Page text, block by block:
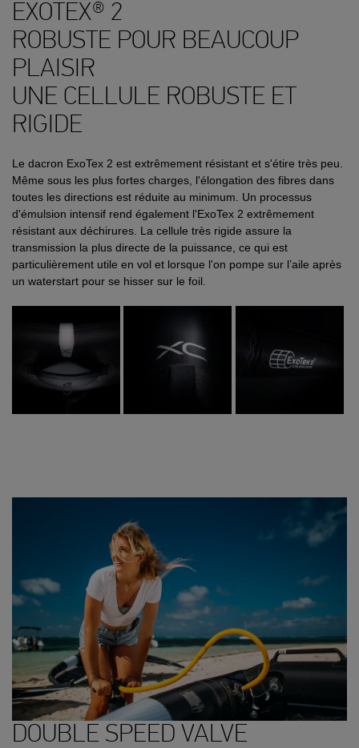
EXOTEX® 2
ROBUSTE POUR BEAUCOUP
PLAISIR
UNE CELLULE ROBUSTE ET
RIGIDE
Le dacron ExoTex 2 est extrêmement résistant et s'étire très peu.
Même sous les plus fortes charges, l'élongation des fibres dans
toutes les directions est réduite au minimum. Un processus
d'émulsion intensif rend également l'ExoTex 2 extrêmement
résistant aux déchirures. La cellule très rigide assure la
transmission la plus directe de la puissance, ce qui est
particulièrement utile en vol et lorsque l'on pompe sur l’aile après
un waterstart pour se hisser sur le foil.
DOUBLE SPEED VALVE